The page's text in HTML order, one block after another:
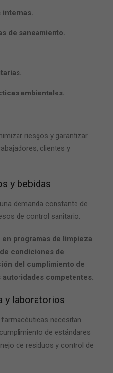
internas.
de saneamiento.
ambientales.
riesgos y garantizar
clientes y
y bebidas
demanda constante de
de control sanitario.
programas de limpieza
condiciones de
del cumplimiento de
competentes.
y laboratorios
necesitan
de estándares
de residuos y control de